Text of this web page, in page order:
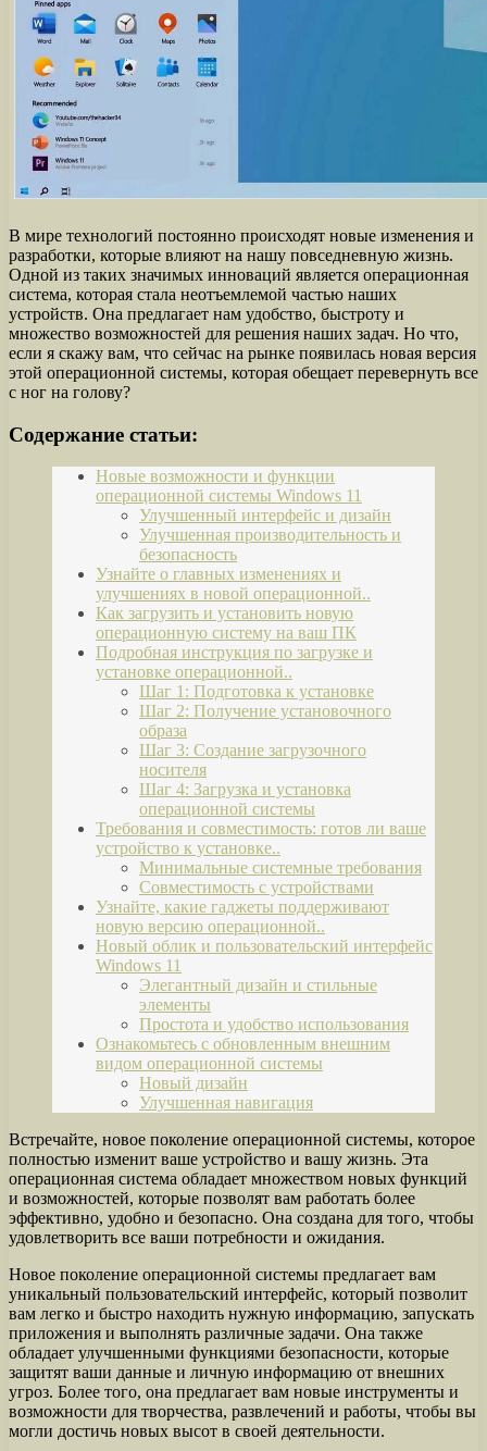
В мире технологий постоянно происходят новые изменения и
разработки, которые влияют на нашу повседневную жизнь.
Одной из таких значимых инноваций является операционная
система, которая стала неотъемлемой частью наших
устройств. Она предлагает нам удобство, быстроту и
множество возможностей для решения наших задач. Но что,
если я скажу вам, что сейчас на рынке появилась новая версия
этой операционной системы, которая обещает перевернуть все
с ног на голову?
Содержание статьи:
Новые возможности и функции
операционной системы Windows 11
Улучшенный интерфейс и дизайн
Улучшенная производительность и
безопасность
Узнайте о главных изменениях и
улучшениях в новой операционной..
Как загрузить и установить новую
операционную систему на ваш ПК
Подробная инструкция по загрузке и
установке операционной..
Шаг 1: Подготовка к установке
Шаг 2: Получение установочного
образа
Шаг 3: Создание загрузочного
носителя
Шаг 4: Загрузка и установка
операционной системы
Требования и совместимость: готов ли ваше
устройство к установке..
Минимальные системные требования
Совместимость с устройствами
Узнайте, какие гаджеты поддерживают
новую версию операционной..
Новый облик и пользовательский интерфейс
Windows 11
Элегантный дизайн и стильные
элементы
Простота и удобство использования
Ознакомьтесь с обновленным внешним
видом операционной системы
Новый дизайн
Улучшенная навигация
Встречайте, новое поколение операционной системы, которое
полностью изменит ваше устройство и вашу жизнь. Эта
операционная система обладает множеством новых функций
и возможностей, которые позволят вам работать более
эффективно, удобно и безопасно. Она создана для того, чтобы
удовлетворить все ваши потребности и ожидания.
Новое поколение операционной системы предлагает вам
уникальный пользовательский интерфейс, который позволит
вам легко и быстро находить нужную информацию, запускать
приложения и выполнять различные задачи. Она также
обладает улучшенными функциями безопасности, которые
защитят ваши данные и личную информацию от внешних
угроз. Более того, она предлагает вам новые инструменты и
возможности для творчества, развлечений и работы, чтобы вы
могли достичь новых высот в своей деятельности.